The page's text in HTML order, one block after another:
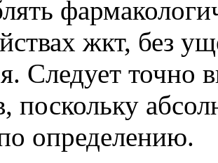
жкт, без
Следует точно
поскольку
определению.